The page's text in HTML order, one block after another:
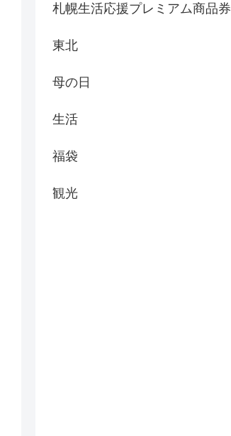
札幌生活応援プレミアム商品券
東北
母の日
生活
福袋
観光